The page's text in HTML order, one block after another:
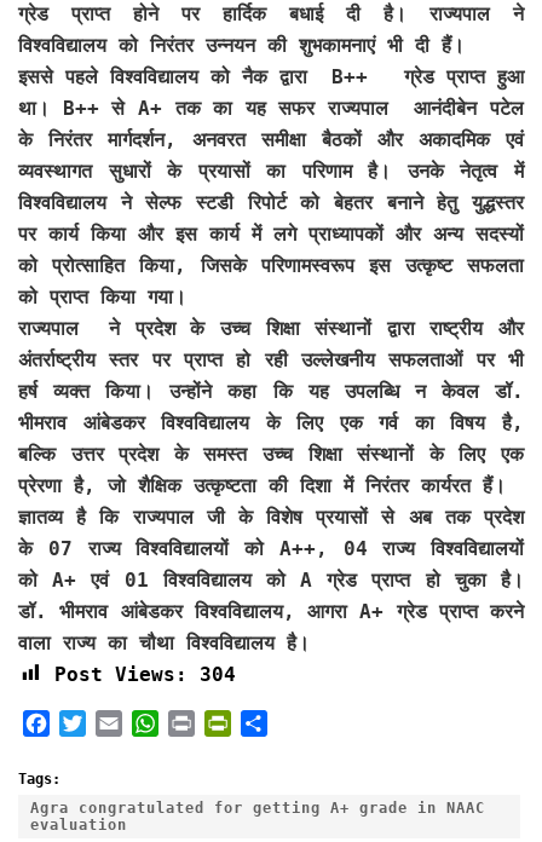
ग्रेड प्राप्त होने पर हार्दिक बधाई दी है। राज्यपाल ने
विश्वविद्यालय को निरंतर उन्नयन की शुभकामनाएं भी दी हैं।
इससे पहले विश्वविद्यालय को नैक द्वारा B++ ग्रेड प्राप्त हुआ
था। B++ से A+ तक का यह सफर राज्यपाल आनंदीबेन पटेल
के निरंतर मार्गदर्शन, अनवरत समीक्षा बैठकों और अकादमिक एवं
व्यवस्थागत सुधारों के प्रयासों का परिणाम है। उनके नेतृत्व में
विश्वविद्यालय ने सेल्फ स्टडी रिपोर्ट को बेहतर बनाने हेतु युद्धस्तर
पर कार्य किया और इस कार्य में लगे प्राध्यापकों और अन्य सदस्यों
को प्रोत्साहित किया, जिसके परिणामस्वरूप इस उत्कृष्ट सफलता
को प्राप्त किया गया।
राज्यपाल ने प्रदेश के उच्च शिक्षा संस्थानों द्वारा राष्ट्रीय और
अंतर्राष्ट्रीय स्तर पर प्राप्त हो रही उल्लेखनीय सफलताओं पर भी
हर्ष व्यक्त किया। उन्होंने कहा कि यह उपलब्धि न केवल डॉ.
भीमराव आंबेडकर विश्वविद्यालय के लिए एक गर्व का विषय है,
बल्कि उत्तर प्रदेश के समस्त उच्च शिक्षा संस्थानों के लिए एक
प्रेरणा है, जो शैक्षिक उत्कृष्टता की दिशा में निरंतर कार्यरत हैं।
ज्ञातव्य है कि राज्यपाल जी के विशेष प्रयासों से अब तक प्रदेश
के 07 राज्य विश्वविद्यालयों को A++, 04 राज्य विश्वविद्यालयों
को A+ एवं 01 विश्वविद्यालय को A ग्रेड प्राप्त हो चुका है।
डॉ. भीमराव आंबेडकर विश्वविद्यालय, आगरा A+ ग्रेड प्राप्त करने
वाला राज्य का चौथा विश्वविद्यालय है।
Post Views:
304
c
e
b
t
t
i
l
t
n
n
r
Tags:
Agra congratulated for getting A+ grade in NAAC
evaluation